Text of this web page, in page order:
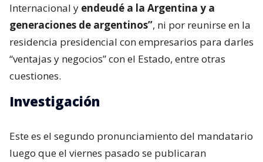
Internacional y endeudé a la Argentina y a
generaciones de argentinos”, ni por reunirse en la
residencia presidencial con empresarios para darles
“ventajas y negocios” con el Estado, entre otras
cuestiones.
Investigación
Este es el segundo pronunciamiento del mandatario
luego que el viernes pasado se publicaran